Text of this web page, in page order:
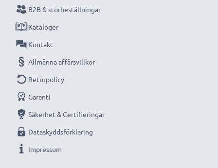
B2B & storbeställningar
Kataloger
Kontakt
Allmänna affärsvillkor
Returpolicy
Garanti
Säkerhet & Certifieringar
Dataskyddsförklaring
Impressum